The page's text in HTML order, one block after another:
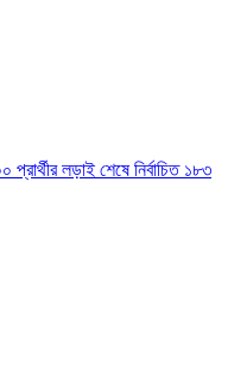
প্রার্থীর লড়াই শেষে নির্বাচিত ১৮৩